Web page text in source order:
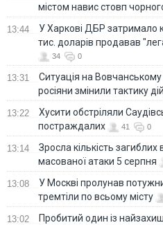
містом навис стовп
13:44
У Харкові ДБР затримало
тис. доларів продавав
34 0
13:31
Ситуація на
росіяни змінили тактику
13:22
Хусити обстріляли
постраждалих
41 0
13:14
Зросла кількість загиблих
масованої атаки 5 серпня
13:08
У Москві пролунав
тремтіли по всьому місту
13:02
Пробитий один із